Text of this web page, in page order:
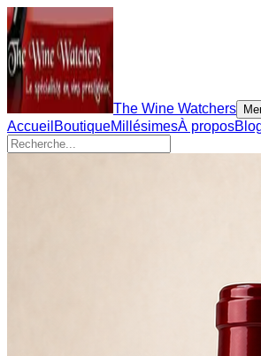
The Wine Watchers
Accueil BoutiqueMillésimesÀ propos